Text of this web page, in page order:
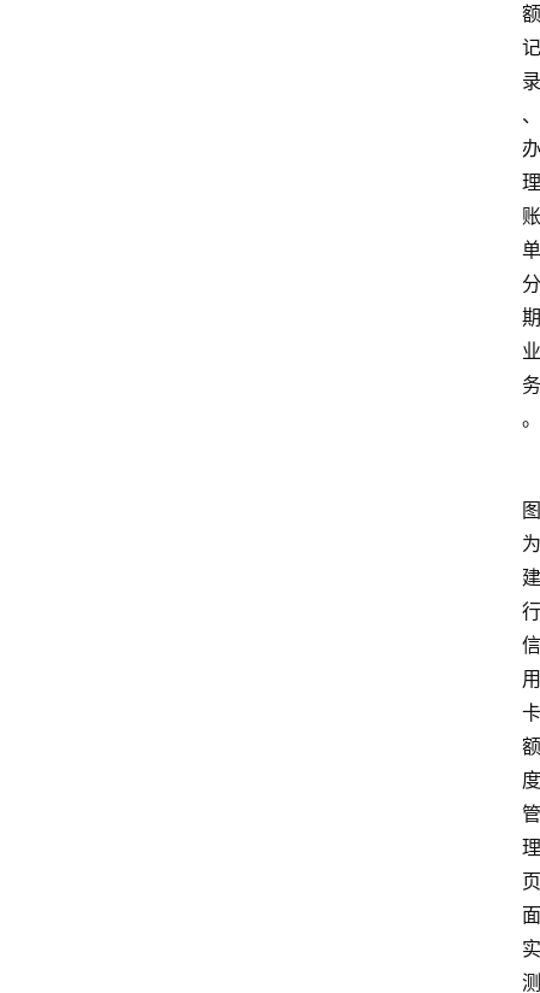
额
记
录
、
办
理
账
单
分
期
业
务
。
图
为
建
行
信
用
卡
额
度
管
理
页
面
实
测